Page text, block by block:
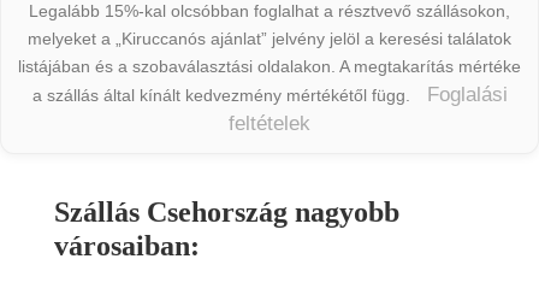
Legalább 15%-kal olcsóbban foglalhat a résztvevő szállásokon,
melyeket a „Kiruccanós ajánlat” jelvény jelöl a keresési találatok
listájában és a szobaválasztási oldalakon. A megtakarítás mértéke
a szállás által kínált kedvezmény mértékétől függ.
Foglalási
feltételek
Szállás Csehország nagyobb
városaiban: